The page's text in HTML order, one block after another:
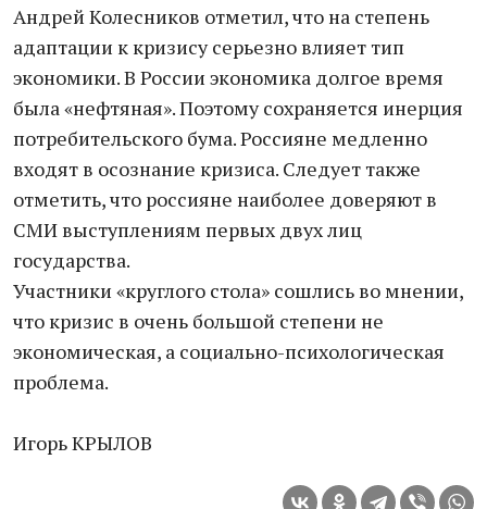
Андрей Колесников отметил, что на степень
адаптации к кризису серьезно влияет тип
экономики. В России экономика долгое время
была «нефтяная». Поэтому сохраняется инерция
потребительского бума. Россияне медленно
входят в осознание кризиса. Следует также
отметить, что россияне наиболее доверяют в
СМИ выступлениям первых двух лиц
государства.
Участники «круглого стола» сошлись во мнении,
что кризис в очень большой степени не
экономическая, а социально-психологическая
проблема.
Игорь КРЫЛОВ